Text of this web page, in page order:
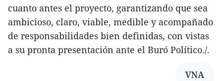
cuanto antes el proyecto, garantizando que sea
ambicioso, claro, viable, medible y acompañado
de responsabilidades bien definidas, con vistas
a su pronta presentación ante el Buró Político./.
VNA